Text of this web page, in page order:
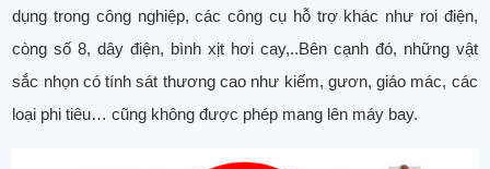
dụng trong công nghiệp, các công cụ hỗ trợ khác như roi điện,
còng số 8, dây điện, bình xịt hơi cay,..Bên cạnh đó, những vật
sắc nhọn có tính sát thương cao như kiếm, gươn, giáo mác, các
loại phi tiêu… cũng không được phép mang lên máy bay.